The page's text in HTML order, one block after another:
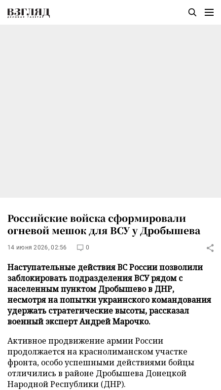
Российские войска сформировали
огневой мешок для ВСУ у Дробышева
14 июня 2026, 02:56 0
Наступательные действия ВС России позволили
заблокировать подразделения ВСУ рядом с
населенным пунктом Дробышево в ДНР,
несмотря на попытки украинского командования
удержать стратегические высоты, рассказал
военный эксперт Андрей Марочко.
Активное продвижение армии России
продолжается на краснолиманском участке
фронта, особо успешными действиями бойцы
отличились в районе Дробышева Донецкой
Народной Республики (ДНР).